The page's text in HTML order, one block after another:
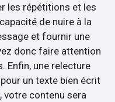
les répétitions et les
de nuire à la
et fournir une
donc faire attention
Enfin, une relecture
un texte bien écrit
votre contenu sera